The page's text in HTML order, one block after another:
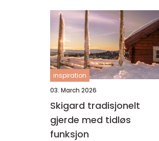
yrke
inspiration
03. March 2026
Skigard tradisjonelt
gjerde med tidløs
funksjon